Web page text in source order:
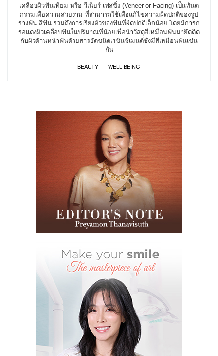
เคลือบผิวฟันเทียม หรือ วีเนียร์ เฟสซิ่ง (Veneer or Facing) เป็นทันต
กรรมเพื่อความสวยงาม ที่สามารถใช้เพื่อแก้ไขความผิดปกติของรูป
ร่างฟัน สีฟัน รวมถึงการเรียงตัวของฟันที่ผิดปกติเล็กน้อย โดยมีการก
รอแต่งผิวเคลือบฟันในปริมาณที่น้อยเพื่อนำวัสดุสีเหมือนฟันมายึดติด
กับผิวด้านหน้าฟันด้วยสารยึดชนิดเรซินซีเมนต์ซึ่งมีสีเหมือนฟันเช่น
กัน
BEAUTY WELL BEING